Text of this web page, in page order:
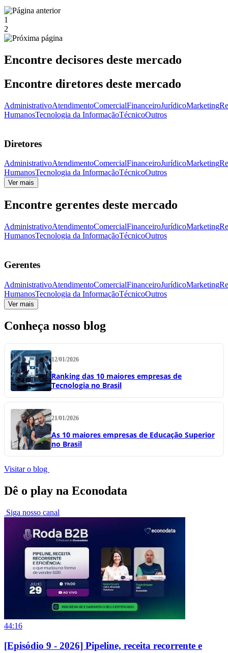
1
2
Encontre decisores deste mercado
Encontre diretores deste mercado
AdministrativoAtendimentoComercialFinanceiroJurídicoMarketing
HumanosTecnologia da InformaçãoTécnicoOutros
Diretores
AdministrativoAtendimentoComercialFinanceiroJurídicoMarketing
HumanosTecnologia da InformaçãoTécnicoOutros
Ver mais
Encontre gerentes deste mercado
AdministrativoAtendimentoComercialFinanceiroJurídicoMarketing
HumanosTecnologia da InformaçãoTécnicoOutros
Gerentes
AdministrativoAtendimentoComercialFinanceiroJurídicoMarketing
HumanosTecnologia da InformaçãoTécnicoOutros
Ver mais
Conheça nosso blog
12/01/2026
Ranking das 10 maiores empresas de
Tecnologia no Brasil
21/01/2026
As 10 maiores empresas de Educação Superior
no Brasil
Visitar o blog
Dê o play na Econodata
Siga nosso canal
44:16
[Episódio 9 - 2026] Pipeline, receita recorrente e